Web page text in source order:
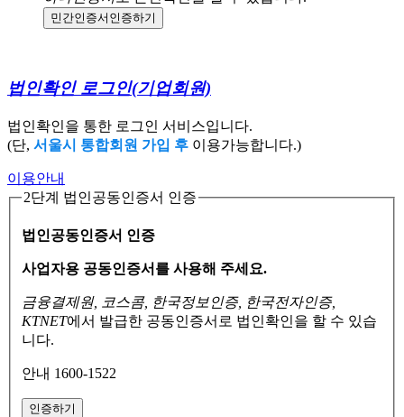
민간인증서 인증하기
법인확인 로그인(기업회원)
법인확인을 통한 로그인 서비스입니다.
(단, 서울시 통합회원 가입 후 이용가능합니다.)
이용안내
2단계 법인공동인증서 인증
법인공동인증서 인증
사업자용 공동인증서를 사용해 주세요.
금융결제원, 코스콤, 한국정보인증, 한국전자인증,
KTNET에서 발급한 공동인증서로 법인확인을 할 수 있습
니다.
안내 1600-1522
인증하기